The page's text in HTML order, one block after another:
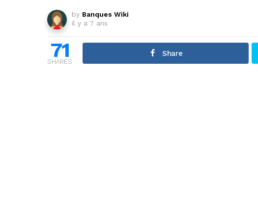
by Banques Wiki
il y a 7 ans
71
SHARES
Share